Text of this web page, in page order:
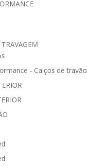
- Calços de travão